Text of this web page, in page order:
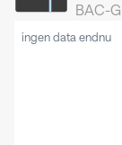
BAC-G
ingen data endnu